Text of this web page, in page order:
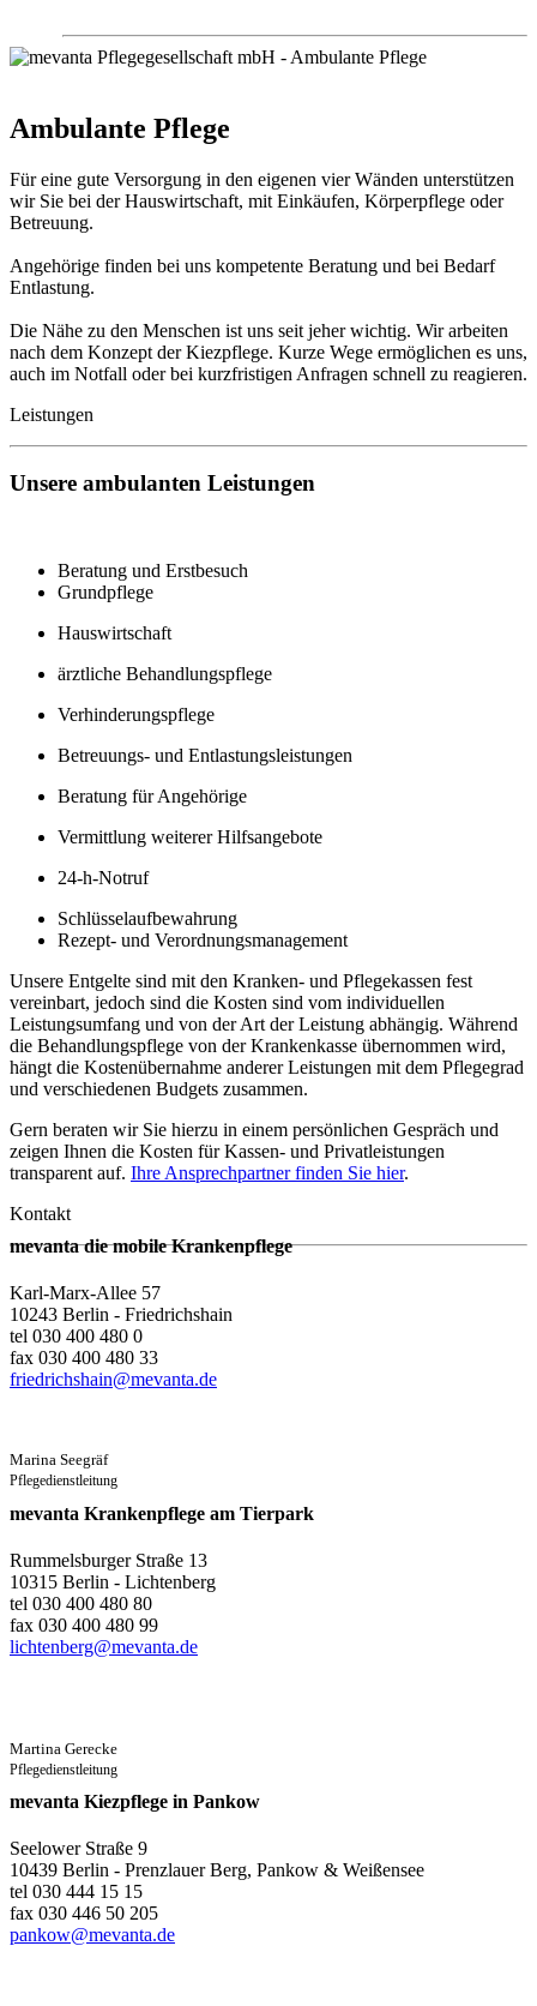
Ambulante Pflege
Für eine gute Versorgung in den eigenen vier Wänden unterstützen
wir Sie bei der Hauswirtschaft, mit Einkäufen, Körperpflege oder
Betreuung.
Angehörige finden bei uns kompetente Beratung und bei Bedarf
Entlastung.
Die Nähe zu den Menschen ist uns seit jeher wichtig. Wir arbeiten
nach dem Konzept der Kiezpflege. Kurze Wege ermöglichen es uns,
auch im Notfall oder bei kurzfristigen Anfragen schnell zu reagieren.
Leistungen
Unsere ambulanten Leistungen
Beratung und Erstbesuch
Grundpflege
Hauswirtschaft
ärztliche Behandlungspflege
Verhinderungspflege
Betreuungs- und Entlastungsleistungen
Beratung für Angehörige
Vermittlung weiterer Hilfsangebote
24-h-Notruf
Schlüsselaufbewahrung
Rezept- und Verordnungsmanagement
Unsere Entgelte sind mit den Kranken- und Pflegekassen fest
vereinbart, jedoch sind die Kosten sind vom individuellen
Leistungsumfang und von der Art der Leistung abhängig. Während
die Behandlungspflege von der Krankenkasse übernommen wird,
hängt die Kostenübernahme anderer Leistungen mit dem Pflegegrad
und verschiedenen Budgets zusammen.
Gern beraten wir Sie hierzu in einem persönlichen Gespräch und
zeigen Ihnen die Kosten für Kassen- und Privatleistungen
transparent auf. Ihre Ansprechpartner finden Sie hier.
Kontakt
mevanta die mobile Krankenpflege
Karl-Marx-Allee 57
10243 Berlin - Friedrichshain
tel 030 400 480 0
fax 030 400 480 33
friedrichshain@mevanta.de
Marina Seegräf
Pflegedienstleitung
mevanta Krankenpflege am Tierpark
Rummelsburger Straße 13
10315 Berlin - Lichtenberg
tel 030 400 480 80
fax 030 400 480 99
lichtenberg@mevanta.de
Martina Gerecke
Pflegedienstleitung
mevanta Kiezpflege in Pankow
Seelower Straße 9
10439 Berlin - Prenzlauer Berg, Pankow & Weißensee
tel 030 444 15 15
fax 030 446 50 205
pankow@mevanta.de